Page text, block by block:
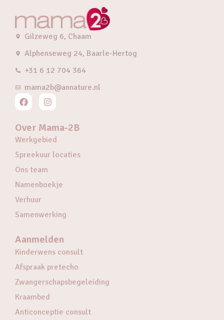
Gilzeweg 6, Chaam
Alphenseweg 24, Baarle-Hertog
+31 6 12 704 364
mama2b@annature.nl
Over Mama-2B
Werkgebied
Spreekuur locaties
Ons team
Namenboekje
Verhuur
Samenwerking
Aanmelden
Kinderwens consult
Afspraak pretecho
Zwangerschapsbegeleiding
Kraambed
Anticonceptie consult